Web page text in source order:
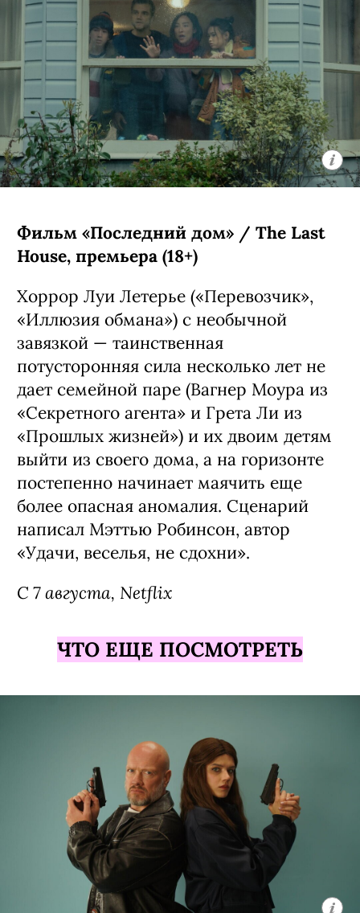
Фильм «Последний дом» / The Last
House, премьера (18+)
Хоррор Луи Летерье («Перевозчик»,
«Иллюзия обмана») с необычной
завязкой — таинственная
потусторонняя сила несколько лет не
дает семейной паре (Вагнер Моура из
«Секретного агента» и Грета Ли из
«Прошлых жизней») и их двоим детям
выйти из своего дома, а на горизонте
постепенно начинает маячить еще
более опасная аномалия. Сценарий
написал Мэттью Робинсон, автор
«Удачи, веселья, не сдохни».
С 7 августа, Netflix
ЧТО ЕЩЕ ПОСМОТРЕТЬ